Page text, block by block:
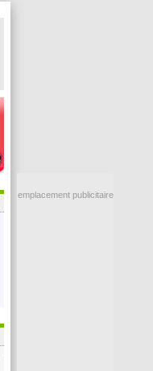
emplacement publicitaire